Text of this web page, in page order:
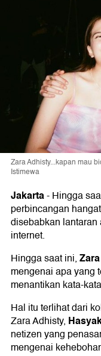
Zara Adhisty...kapan mau
Istimewa
Jakarta-Hingga
perbincangan
disebabkan
internet.
Hingga saat ini,
mengenai apa yang
menantikan kata-
Hal itu terlihat dari
Zara Adhisty,
netizen yang
mengenai